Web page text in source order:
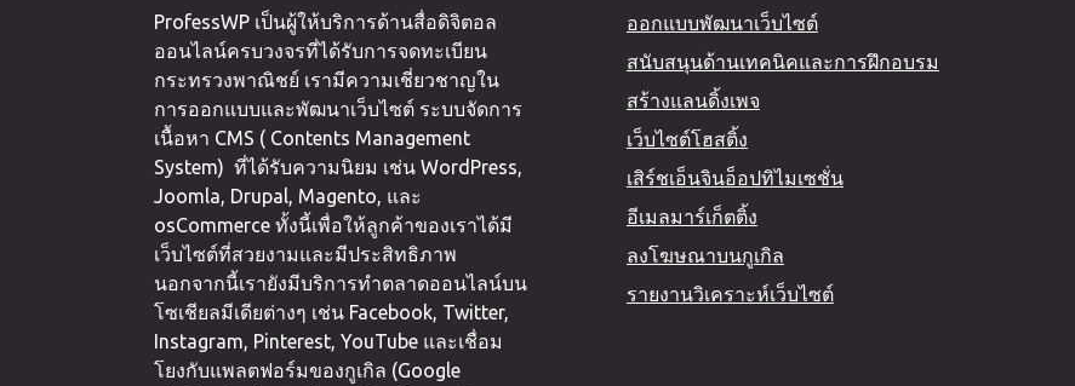
ProfessWP เป็นผู้ให้บริการด้านสื่อดิจิตอล
ออนไลน์ครบวงจรที่ได้รับการจดทะเบียน
กระทรวงพาณิชย์ เรามีความเชี่ยวชาญใน
การออกแบบและพัฒนาเว็บไซต์ ระบบจัดการ
เนื้อหา CMS ( Contents Management
System) ที่ได้รับความนิยม เช่น WordPress,
Joomla, Drupal, Magento, และ
osCommerce ทั้งนี้เพื่อให้ลูกค้าของเราได้มี
เว็บไซต์ที่สวยงามและมีประสิทธิภาพ
นอกจากนี้เรายังมีบริการทำตลาดออนไลน์บน
โซเชียลมีเดียต่างๆ เช่น Facebook, Twitter,
Instagram, Pinterest, YouTube และเชื่อม
โยงกับแพลตฟอร์มของกูเกิล (Google
ออกแบบพัฒนาเว็บไซต์
สนับสนุนด้านเทคนิคและการฝึกอบรม
สร้างแลนดิ้งเพจ
เว็บไซต์โฮสติ้ง
เสิร์ชเอ็นจินอ็อปทิไมเซชั่น
อีเมลมาร์เก็ตติ้ง
ลงโฆษณาบนกูเกิล
รายงานวิเคราะห์เว็บไซต์